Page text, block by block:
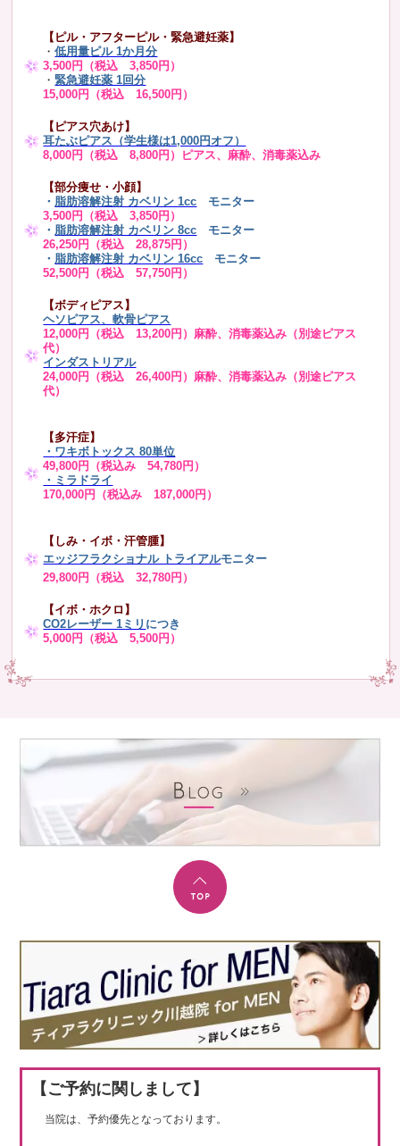
【ピル・アフターピル・緊急避妊薬】
・低用量ピル 1か月分
3,500円（税込 3,850円）
・緊急避妊薬 1回分
15,000円（税込 16,500円）
【ピアス穴あけ】
耳たぶピアス（学生様は1,000円オフ）
8,000円（税込 8,800円）ピアス、麻酔、消毒薬込み
【部分痩せ・小顔】
・ 脂肪溶解注射 カベリン 1cc モニター
3,500円（税込 3,850円）
・ 脂肪溶解注射 カベリン 8cc モニター
26,250円（税込 28,875円）
・ 脂肪溶解注射 カベリン 16cc
モニター
52,500円（税込 57,750円）
【ボディピアス】
ヘソピアス、軟骨ピアス
12,000円（税込 13,200円）麻酔、消毒薬込み（別途ピアス
代）
インダストリアル
24,000円（税込 26,400円）麻酔、消毒薬込み（別途ピアス
代）
【多汗症】
・ ワキボトックス 80単位
49,800円（税込み 54,780円）
・ミラドライ
170,000円（税込み 187,000円）
【しみ・イボ・汗管腫】
エッジフラクショナル トライアルモニター
29,800円（税込 32,780円）
【イボ・ホクロ】
CO2レーザー 1ミリ につき
5,000円（税込 5,500円）
【ご予約に関しまして】
当院は、予約優先となっております。